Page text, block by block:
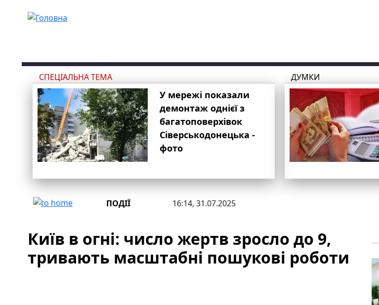
СПЕЦІАЛЬНА ТЕМА
У мережі показали
демонтаж однієї з
багатоповерхівок
Сіверськодонецька -
фото
ДУМКИ
ПОДІЇ 16:14, 31.07.2025
Київ в огні: число жертв зросло до 9,
тривають масштабні пошукові роботи